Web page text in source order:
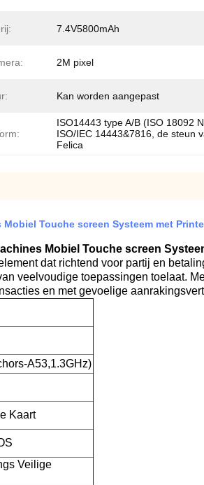
7.4V5800mAh
2M pixel
Kan worden aangepast
ISO14443 type A/B (ISO 18092
ISO/IEC 14443&7816, de steun
Felica
Touche screen Systeem met
Mobiel Touche screen
dat richtend voor partij en
veelvoudige toepassingen toelaat.
en met gevoelige
A53,1.3GHz)
Kaart
Veilige